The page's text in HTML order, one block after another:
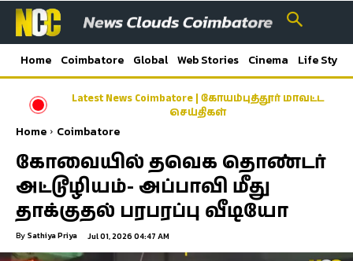
Home Coimbatore Global Web Stories Cinema Life Style
Latest News Coimbatore | கோயம்புத்தூர் மாவட்ட
செய்திகள்
Home Coimbatore
கோவையில் தவெக தொண்டர்
அட்டூழியம்- அப்பாவி மீது
தாக்குதல் பரபரப்பு வீடியோ
By Sathiya Priya Jul 01, 2026 04:47 AM